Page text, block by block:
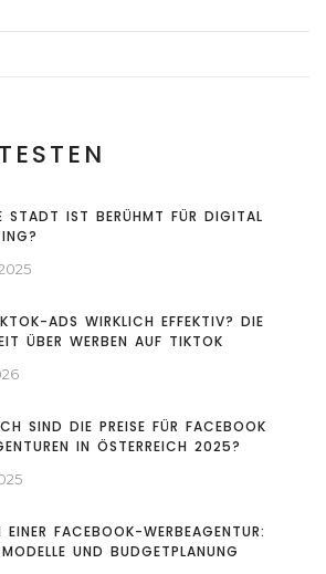
STADT IST BERÜHMT FÜR DIGITAL
ADS WIRKLICH EFFEKTIV? DIE
ÜBER WERBEN AUF TIKTOK
SIND DIE PREISE FÜR FACEBOOK
IN ÖSTERREICH 2025?
EINER FACEBOOK-WERBEAGENTUR:
MODELLE UND BUDGETPLANUNG